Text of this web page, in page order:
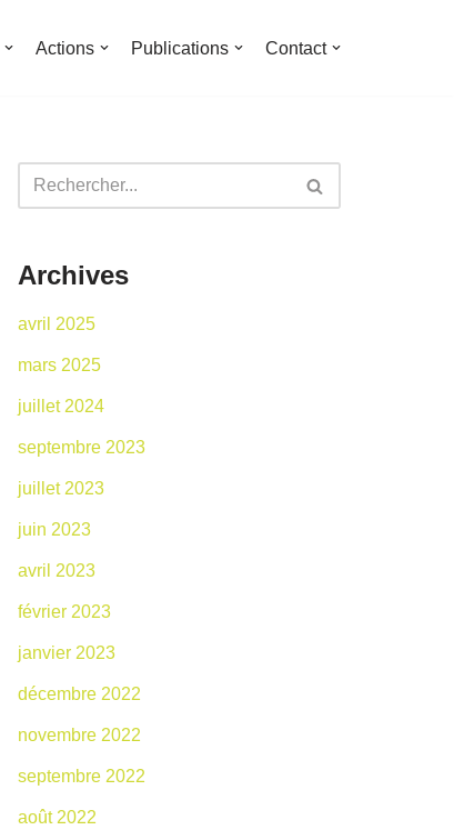
Actions Publications Contact
Archives
avril 2025
mars 2025
juillet 2024
septembre 2023
juillet 2023
juin 2023
avril 2023
février 2023
janvier 2023
décembre 2022
novembre 2022
septembre 2022
août 2022